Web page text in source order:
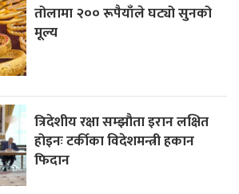
तोलामा २०० रूपैयाँले घट्यो सुनको
मूल्य
त्रिदेशीय रक्षा सम्झौता इरान लक्षित
होइनः टर्कीका विदेशमन्त्री हकान
फिदान